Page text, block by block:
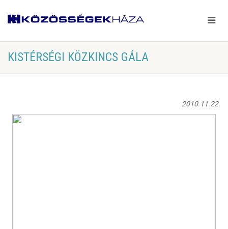
KISTÉRSÉGI KÖZKINCS GÁLA
2010.11.22.